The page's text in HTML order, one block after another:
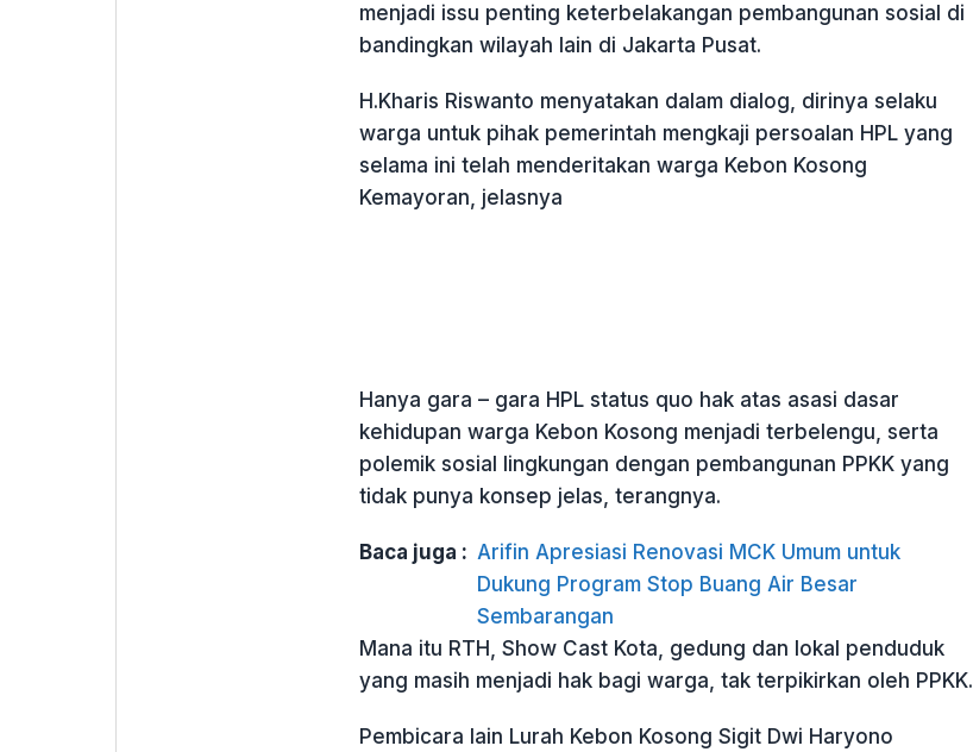
menjadi issu penting keterbelakangan pembangunan sosial di
bandingkan wilayah lain di Jakarta Pusat.
H.Kharis Riswanto menyatakan dalam dialog, dirinya selaku
warga untuk pihak pemerintah mengkaji persoalan HPL yang
selama ini telah menderitakan warga Kebon Kosong
Kemayoran, jelasnya
Hanya gara – gara HPL status quo hak atas asasi dasar
kehidupan warga Kebon Kosong menjadi terbelengu, serta
polemik sosial lingkungan dengan pembangunan PPKK yang
tidak punya konsep jelas, terangnya.
Baca juga : Arifin Apresiasi Renovasi MCK Umum untuk
Dukung Program Stop Buang Air Besar
Sembarangan
Mana itu RTH, Show Cast Kota, gedung dan lokal penduduk
yang masih menjadi hak bagi warga, tak terpikirkan oleh PPKK.
Pembicara lain Lurah Kebon Kosong Sigit Dwi Haryono